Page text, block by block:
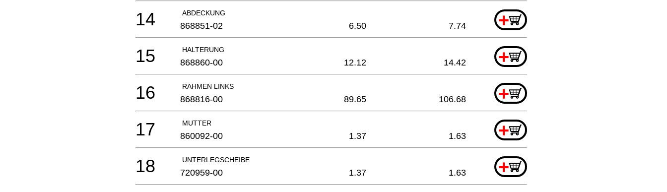
ABDECKUNG +
14 868851-02 6.50 7.74
HALTERUNG +
15 868860-00 12.12 14.42
RAHMEN LINKS +
16 868816-00 89.65 106.68
MUTTER +
17 860092-00 1.37 1.63
UNTERLEGSCHEIBE +
18 720959-00 1.37 1.63